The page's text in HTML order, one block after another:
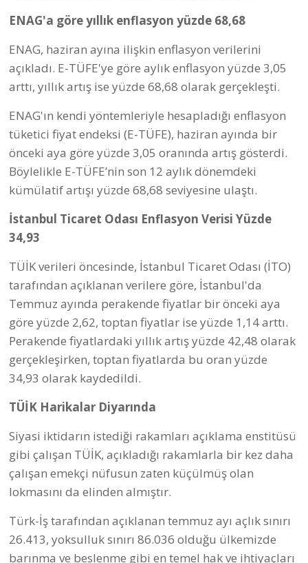
ENAG'a göre yıllık enflasyon yüzde 68,68
ENAG, haziran ayına ilişkin enflasyon verilerini
açıkladı. E-TÜFE'ye göre aylık enflasyon yüzde 3,05
arttı, yıllık artış ise yüzde 68,68 olarak gerçekleşti.
ENAG'ın kendi yöntemleriyle hesapladığı enflasyon
tüketici fiyat endeksi (E-TÜFE), haziran ayında bir
önceki aya göre yüzde 3,05 oranında artış gösterdi.
Böylelikle E-TÜFE’nin son 12 aylık dönemdeki
kümülatif artışı yüzde 68,68 seviyesine ulaştı.
İstanbul Ticaret Odası Enflasyon Verisi Yüzde
34,93
TÜİK verileri öncesinde, İstanbul Ticaret Odası (İTO)
tarafından açıklanan verilere göre, İstanbul'da
Temmuz ayında perakende fiyatlar bir önceki aya
göre yüzde 2,62, toptan fiyatlar ise yüzde 1,14 arttı.
Perakende fiyatlardaki yıllık artış yüzde 42,48 olarak
gerçekleşirken, toptan fiyatlarda bu oran yüzde
34,93 olarak kaydedildi.
TÜİK Harikalar Diyarında
Siyasi iktidarın istediği rakamları açıklama enstitüsü
gibi çalışan TÜİK, açıkladığı rakamlarla bir kez daha
çalışan emekçi nüfusun zaten küçülmüş olan
lokmasını da elinden almıştır.
Türk-İş tarafından açıklanan temmuz ayı açlık sınırı
26.413, yoksulluk sınırı 86.036 olduğu ülkemizde
barınma ve beslenme gibi en temel hak ve ihtiyaçları